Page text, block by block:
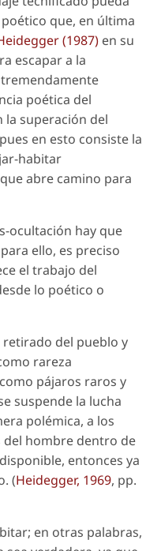
que, en última
(1987) en su
escapar a la
poética del
la superación del
en esto consiste la
habitar
abre camino para
ocultación hay que
ello, es preciso
el trabajo del
lo poético o
retirado del pueblo y
rareza
pájaros raros y
suspende la lucha
polémica, a los
del hombre dentro de
entonces ya
(Heidegger, 1969, pp.
; en otras palabras,